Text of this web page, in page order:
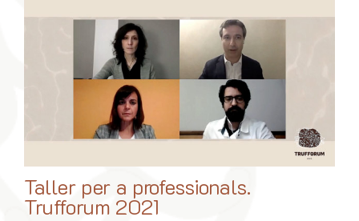
Taller per a professionals.
Trufforum 2021